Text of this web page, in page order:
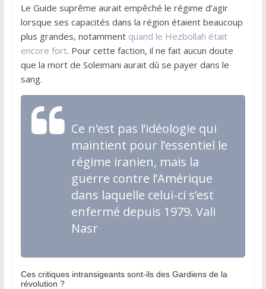
Le Guide suprême aurait empêché le régime d’agir
lorsque ses capacités dans la région étaient beaucoup
plus grandes, notamment quand le Hezbollah était
encore fort. Pour cette faction, il ne fait aucun doute
que la mort de Soleimani aurait dû se payer dans le
sang.
Ce n’est pas l’idéologie qui
maintient pour l’essentiel le
régime iranien, mais la
guerre contre l’Amérique
dans laquelle celui-ci s’est
enfermé depuis 1979. Vali
Nasr
Ces critiques intransigeants sont-ils des Gardiens de la
révolution ?